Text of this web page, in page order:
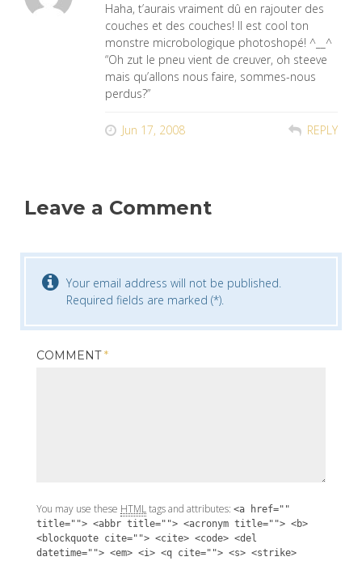
Haha, t’aurais vraiment dû en rajouter des
couches et des couches! Il est cool ton
monstre microbologique photoshopé! ^__^
“Oh zut le pneu vient de creuver, oh steeve
mais qu’allons nous faire, sommes-nous
perdus?”
Jun 17, 2008 REPLY
Leave a Comment
Your email address will not be published.
Required fields are marked (*).
COMMENT*
You may use these HTMLtags and attributes: <a href=""
title=""> <abbr title=""> <acronym title=""> <b>
<blockquote cite=""> <cite> <code> <del
datetime=""> <em> <i> <q cite=""> <s> <strike>